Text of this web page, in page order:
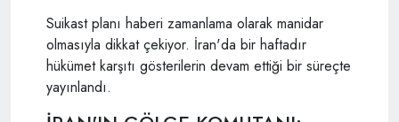
Suikast planı haberi zamanlama olarak manidar
olmasıyla dikkat çekiyor. İran'da bir haftadır
hükümet karşıtı gösterilerin devam ettiği bir süreçte
yayınlandı.